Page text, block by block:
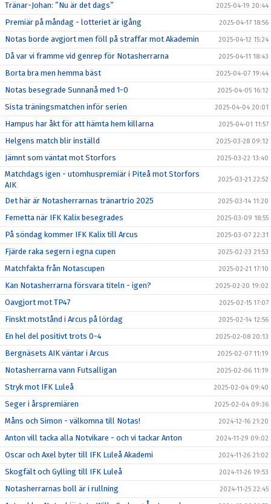
Tränar-Johan: ”Nu är det dags” 2025-04-19 20:44
Premiär på måndag - lotteriet är igång 2025-04-17 18:56
Notas borde avgjort men föll på straffar mot Akademin 2025-04-12 15:24
Då var vi framme vid genrep för Notasherrarna 2025-04-11 18:43
Borta bra men hemma bäst 2025-04-07 19:44
Notas besegrade Sunnanå med 1-0 2025-04-05 16:12
Sista träningsmatchen inför serien 2025-04-04 20:01
Hampus har åkt för att hämta hem killarna 2025-04-01 11:57
Helgens match blir inställd 2025-03-28 09:12
Jämnt som väntat mot Storfors 2025-03-22 13:40
Matchdags igen - utomhuspremiär i Piteå mot Storfors
AIK
2025-03-21 22:52
Det här är Notasherrarnas tränartrio 2025 2025-03-14 11:20
Femetta när IFK Kalix besegrades 2025-03-09 18:55
På söndag kommer IFK Kalix till Arcus 2025-03-07 22:31
Fjärde raka segern i egna cupen 2025-02-23 21:53
Matchfakta från Notascupen 2025-02-21 17:10
Kan Notasherrarna försvara titeln - igen? 2025-02-20 19:02
Oavgjort mot TP47 2025-02-15 17:07
Finskt motstånd i Arcus på lördag 2025-02-14 12:56
En hel del positivt trots 0-4 2025-02-08 20:13
Bergnäsets AIK väntar i Arcus 2025-02-07 11:19
Notasherrarna vann Futsalligan 2025-02-06 11:19
Stryk mot IFK Luleå 2025-02-04 09:40
Seger i årspremiären 2025-02-04 09:36
Måns och Simon - välkomna till Notas! 2024-12-16 21:20
Anton vill tacka alla Notvikare - och vi tackar Anton 2024-11-29 09:02
Oscar och Axel byter till IFK Luleå Akademi 2024-11-26 21:02
Skogfält och Gylling till IFK Luleå 2024-11-26 19:53
Notasherrarnas boll är i rullning 2024-11-25 22:45